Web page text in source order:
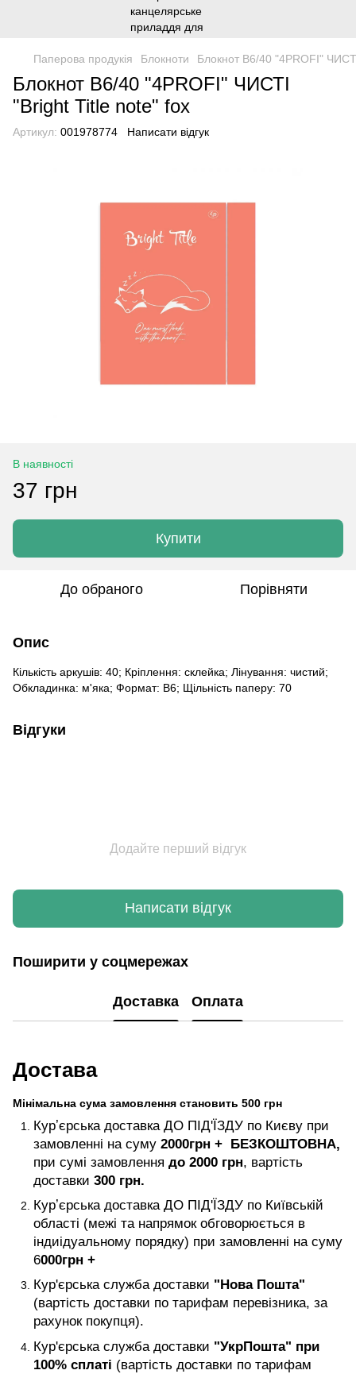
Паперова продукія Блокноти Блокнот B6/40 "4PROFI"
Блокнот B6/40 "4PROFI" ЧИСТІ
"Bright Title note" fox
Артикул: 001978774 Написати відгук
В наявності
37 грн
Купити
До обраного Порівняти
Опис
Кількість аркушів: 40; Кріплення: склейка; Лінування: чистий;
Обкладинка: м'яка; Формат: B6; Щільність паперу: 70
Відгуки
Додайте перший відгук
Написати відгук
Поширити у соцмережах
Доставка Оплата
Достава
Мінімальна сума замовлення становить 500 грн
Курʼєрська доставка ДО ПІД'ЇЗДУ по Києву при
замовленні на суму 2000грн + БЕЗКОШТОВНА,
при сумі замовлення до 2000 грн, вартість
доставки 300 грн.
Курʼєрська доставка ДО ПІД'ЇЗДУ по Київській
області (межі та напрямок обговорюється в
індиідуальному порядку) при замовленні на суму
6000грн +
Кур'єрська служба доставки "Нова Пошта"
(вартість доставки по тарифам перевізника, за
рахунок покупця).
Кур'єрська служба доставки "УкрПошта" при
100% сплаті (вартість доставки по тарифам